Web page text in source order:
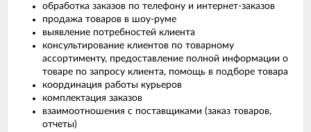
обработка заказов по телефону и интернет-заказов
продажа товаров в шоу-руме
выявление потребностей клиента
консультирование клиентов по товарному
ассортименту, предоставление полной информации о
товаре по запросу клиента, помощь в подборе товара
координация работы курьеров
комплектация заказов
взаимоотношения с поставщиками (заказ товаров,
отчеты)